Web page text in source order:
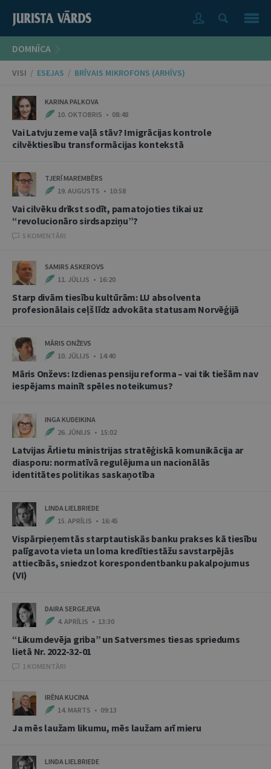
DOMNĪCA
VISI / ESEJAS / BRĪVAIS MIKROFONS (ARHĪVS)
KARINA PALKOVA
10. OKTOBRIS • 08:48
Vai Latvju zeme vaļā stāv? Imigrācijas kontrole
cilvēktiesību transformācijas kontekstā
TJERĪ MAREMBĒRS
19. AUGUSTS • 10:58
Vai cilvēku drīkst sodīt, pamatojoties tikai uz
“revolucionāro sirdsapziņu”?
5 KOMENTĀRI
SAMIRS ASKEROVS
11. JŪLIJS • 16:20
Starp divām tiesību kultūrām: LU absolventa
profesionālais ceļš līdz advokāta statusam Norvēģijā
MĀRIS ONŽEVS
10. JŪLIJS • 14:40
Māris Onževs: Izdienas pensiju reforma – vai tik tiešām nav
iespējams mainīt spēles noteikumus?
INGA KUDEIKINA
26. JŪNIJS • 15:02
Latvijas Ārlietu ministrijas stratēģiskā komunikācija ar
diasporu: normatīvā regulējuma un nacionālās
identitātes politikas saskaņotība
LINDA LIELBRIEDE
15. APRĪLIS • 16:45
Vispārpieņemtās starptautiskās banku prakses kā tiesību
palīgavota vieta un loma kredītiestāžu savstarpējās
attiecībās, sniedzot korespondentbanku pakalpojumus
(VI)
DAIRA SERGEJEVA
4. APRĪLIS • 13:30
“Likumdevēja griba” un Satversmes tiesas spriedums
lietā Nr. 2022-32-01
1 KOMENTĀRI
IRĒNA KUCINA
14. MARTS • 09:13
Ja mēs laužam likumu, mēs laužam arī mieru
LINDA LIELBRIEDE